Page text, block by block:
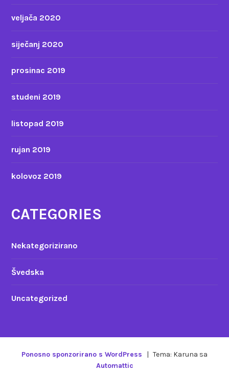
veljača 2020
siječanj 2020
prosinac 2019
studeni 2019
listopad 2019
rujan 2019
kolovoz 2019
CATEGORIES
Nekategorizirano
Švedska
Uncategorized
Ponosno sponzorirano s WordPress | Tema: Karuna sa
Automattic